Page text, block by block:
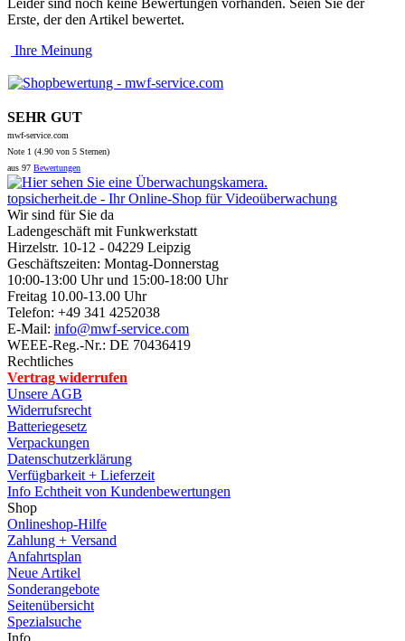
Leider sind noch keine Bewertungen vorhanden. Seien Sie der
Erste, der den Artikel bewertet.
Ihre Meinung
SEHR GUT
mwf-service.com
Note 1 (4.90 von 5 Sternen)
aus 97 Bewertungen
topsicherheit.de - Ihr Online-Shop für Videoüberwachung
Wir sind für Sie da
Ladengeschäft mit Funkwerkstatt
Hirzelstr. 10-12 - 04229 Leipzig
Geschäftszeiten: Montag-Donnerstag
10:00-13:00 Uhr und 15:00-18:00 Uhr
Freitag 10.00-13.00 Uhr
Telefon: +49 341 4252038
E-Mail: info@mwf-service.com
WEEE-Reg.-Nr.: DE 70436419
Rechtliches
Vertrag widerrufen
Unsere AGB
Widerrufsrecht
Batteriegesetz
Verpackungen
Datenschutzerklärung
Verfügbarkeit + Lieferzeit
Info Echtheit von Kundenbewertungen
Shop
Onlineshop-Hilfe
Zahlung + Versand
Anfahrtsplan
Neue Artikel
Sonderangebote
Seitenübersicht
Spezialsuche
Info